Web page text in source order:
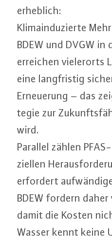
erheblich:
Kli­ma­in­du­zier­te
BDEW und DVGW
erreichen vie­ler­orts
eine lang­fris­tig
Er­neue­rung – das
te­gie zur
wird.
Parallel zählen
zi­el­len
erfordert
BDEW fordern
damit die Kosten
Wasser kennt keine